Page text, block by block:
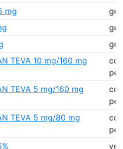
mg
TEVA 10 mg/160 mg
TEVA 5 mg/160 mg
TEVA 5 mg/80 mg